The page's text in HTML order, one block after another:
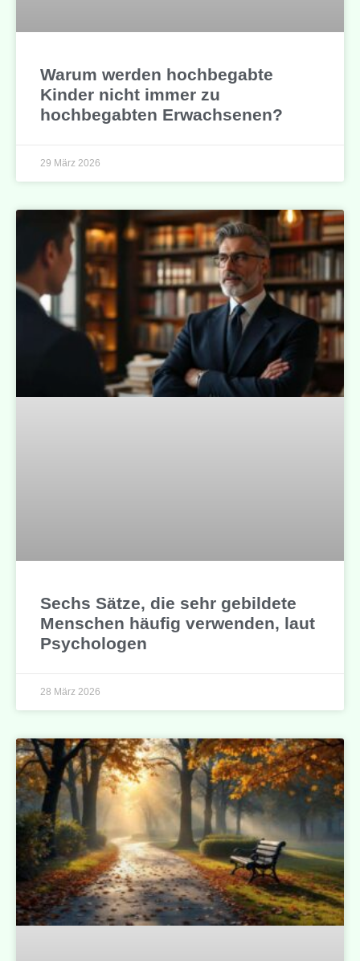
Warum werden hochbegabte
Kinder nicht immer zu
hochbegabten Erwachsenen?
29 März 2026
Sechs Sätze, die sehr gebildete
Menschen häufig verwenden, laut
Psychologen
28 März 2026